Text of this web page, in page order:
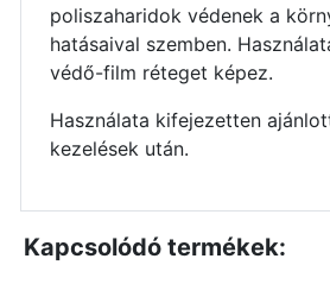
poliszaharidok védenek a
hatásaival szemben.
védő-film réteget képez.
Használata kifejezetten
kezelések után.
Kapcsolódó termékek: